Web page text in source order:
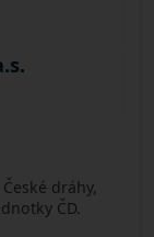
dráhy,
ČD.